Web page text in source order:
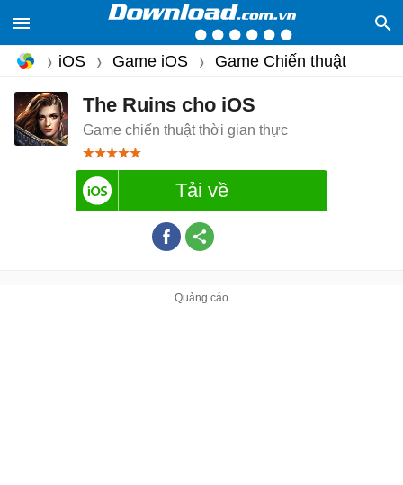
iOS Game iOS Game Chiến thuật
The Ruins cho iOS
Game chiến thuật thời gian thực
Tải về